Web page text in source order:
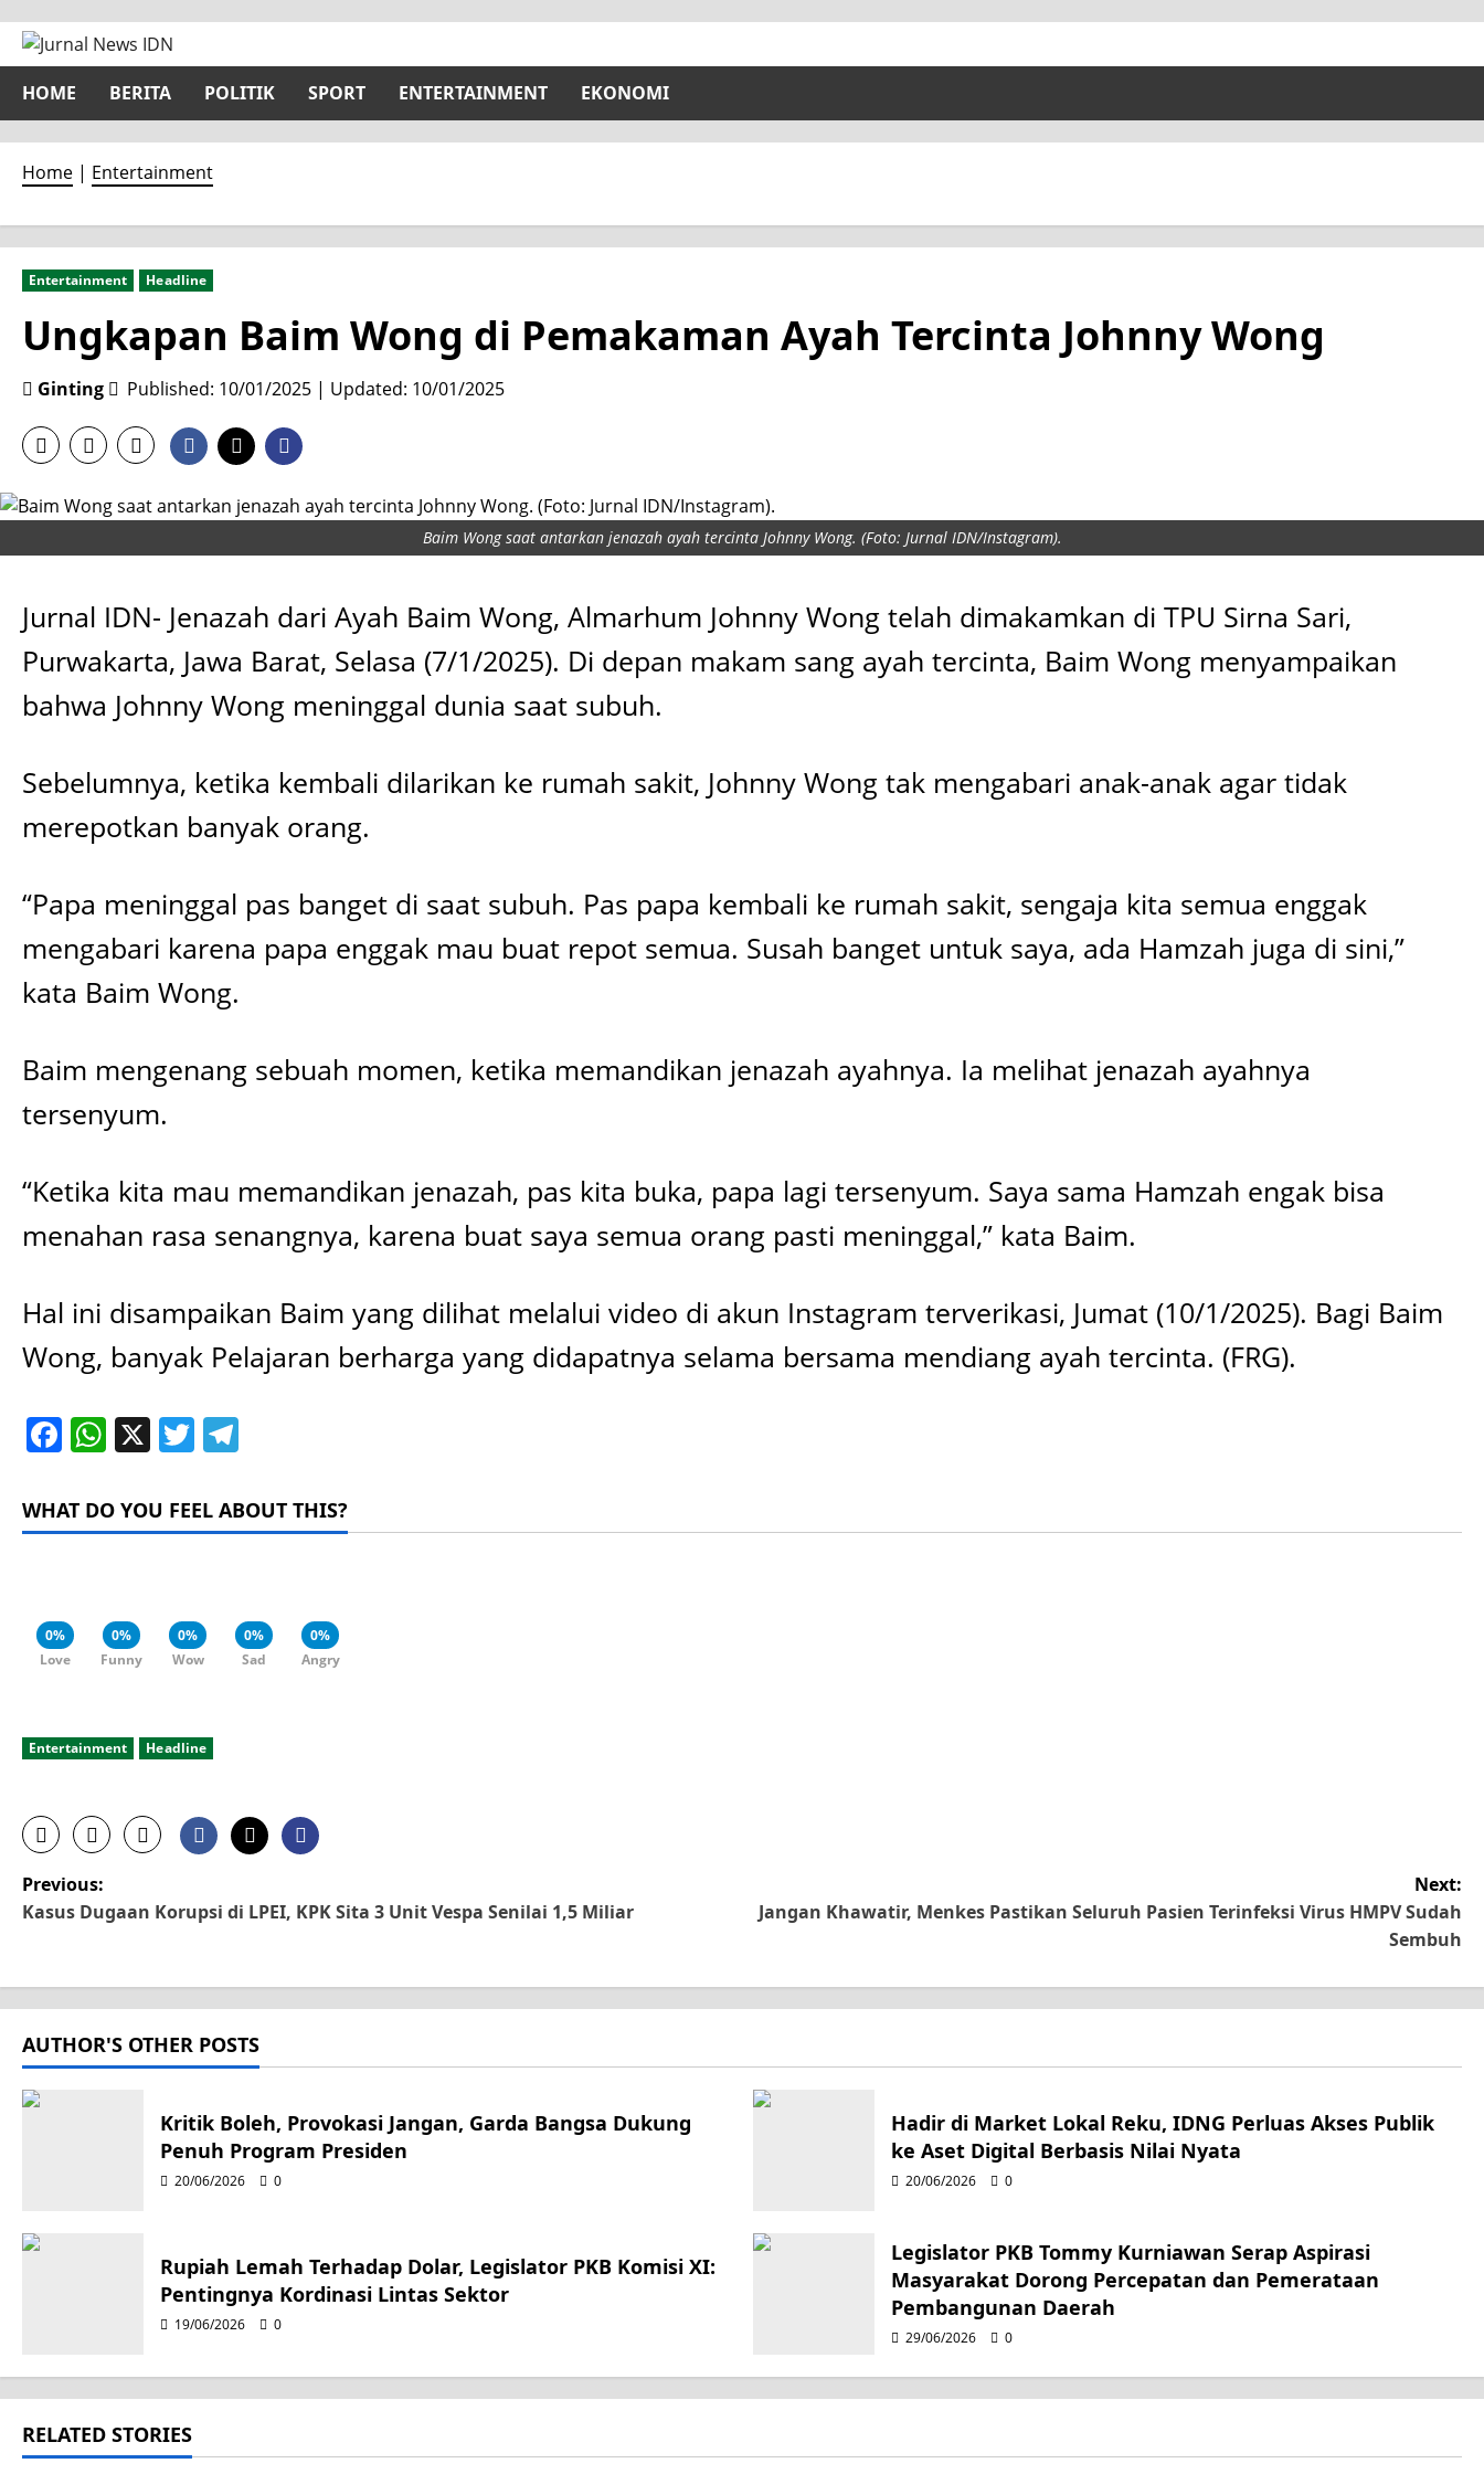
Skip
to
content
HOME BERITA POLITIK SPORT ENTERTAINMENT EKONOMI
Home | Entertainment
Entertainment Headline
Ungkapan Baim Wong di Pemakaman Ayah Tercinta Johnny Wong
Ginting Published: 10/01/2025 | Updated: 10/01/2025
Baim Wong saat antarkan jenazah ayah tercinta Johnny Wong. (Foto: Jurnal IDN/Instagram).
Jurnal IDN- Jenazah dari Ayah Baim Wong, Almarhum Johnny Wong telah dimakamkan di TPU Sirna Sari,
Purwakarta, Jawa Barat, Selasa (7/1/2025). Di depan makam sang ayah tercinta, Baim Wong menyampaikan
bahwa Johnny Wong meninggal dunia saat subuh.
Sebelumnya, ketika kembali dilarikan ke rumah sakit, Johnny Wong tak mengabari anak-anak agar tidak
merepotkan banyak orang.
“Papa meninggal pas banget di saat subuh. Pas papa kembali ke rumah sakit, sengaja kita semua enggak
mengabari karena papa enggak mau buat repot semua. Susah banget untuk saya, ada Hamzah juga di sini,”
kata Baim Wong.
Baim mengenang sebuah momen, ketika memandikan jenazah ayahnya. Ia melihat jenazah ayahnya
tersenyum.
“Ketika kita mau memandikan jenazah, pas kita buka, papa lagi tersenyum. Saya sama Hamzah engak bisa
menahan rasa senangnya, karena buat saya semua orang pasti meninggal,” kata Baim.
Hal ini disampaikan Baim yang dilihat melalui video di akun Instagram terverikasi, Jumat (10/1/2025). Bagi Baim
Wong, banyak Pelajaran berharga yang didapatnya selama bersama mendiang ayah tercinta. (FRG).
Facebook
WhatsApp
X Twitter
WHAT DO YOU FEEL ABOUT THIS?
0%
Love
0%
Funny
0%
Wow
0%
Sad
0%
Angry
Entertainment Headline
P
s
t
n
g
i
o
Previous:
Kasus Dugaan Korupsi di LPEI, KPK Sita 3 Unit Vespa Senilai 1,5 Miliar
Next:
Jangan Khawatir, Menkes Pastikan Seluruh Pasien Terinfeksi Virus HMPV Sudah
Sembuh
AUTHOR'S OTHER POSTS
Kritik Boleh, Provokasi Jangan, Garda Bangsa Dukung
Penuh Program Presiden
20/06/2026 0
Hadir di Market Lokal Reku, IDNG Perluas Akses Publik
ke Aset Digital Berbasis Nilai Nyata
20/06/2026 0
Rupiah Lemah Terhadap Dolar, Legislator PKB Komisi XI:
Pentingnya Kordinasi Lintas Sektor
19/06/2026 0
Legislator PKB Tommy Kurniawan Serap Aspirasi
Masyarakat Dorong Percepatan dan Pemerataan
Pembangunan Daerah
29/06/2026 0
RELATED STORIES